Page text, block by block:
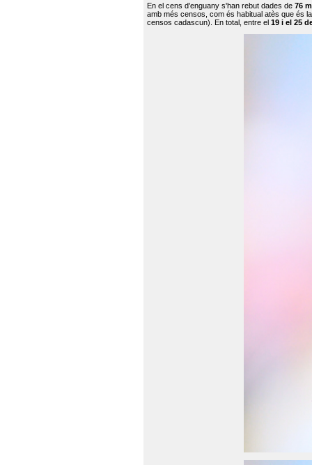
En el cens d’enguany s'han rebut dades de 76
amb més censos, com és habitual atès que és
censos cadascun). En total, entre el 19 i el 25